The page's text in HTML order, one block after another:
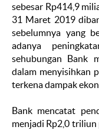
sebesar Rp414,9
31 Maret 2019
sebelumnya yang
adanya
sehubungan Bank
dalam menyisihkan
terkena dampak
Bank mencatat
menjadi Rp2,0